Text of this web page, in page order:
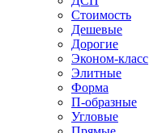
Стоимость
Дешевые
Дорогие
Эконом-класс
Элитные
Форма
П-образные
Угловые